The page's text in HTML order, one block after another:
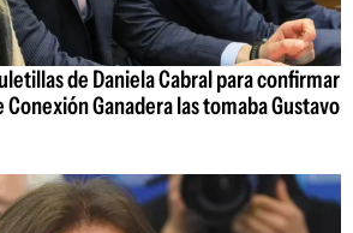
de Daniela Cabral para confirmar
Ganadera las tomaba Gustavo